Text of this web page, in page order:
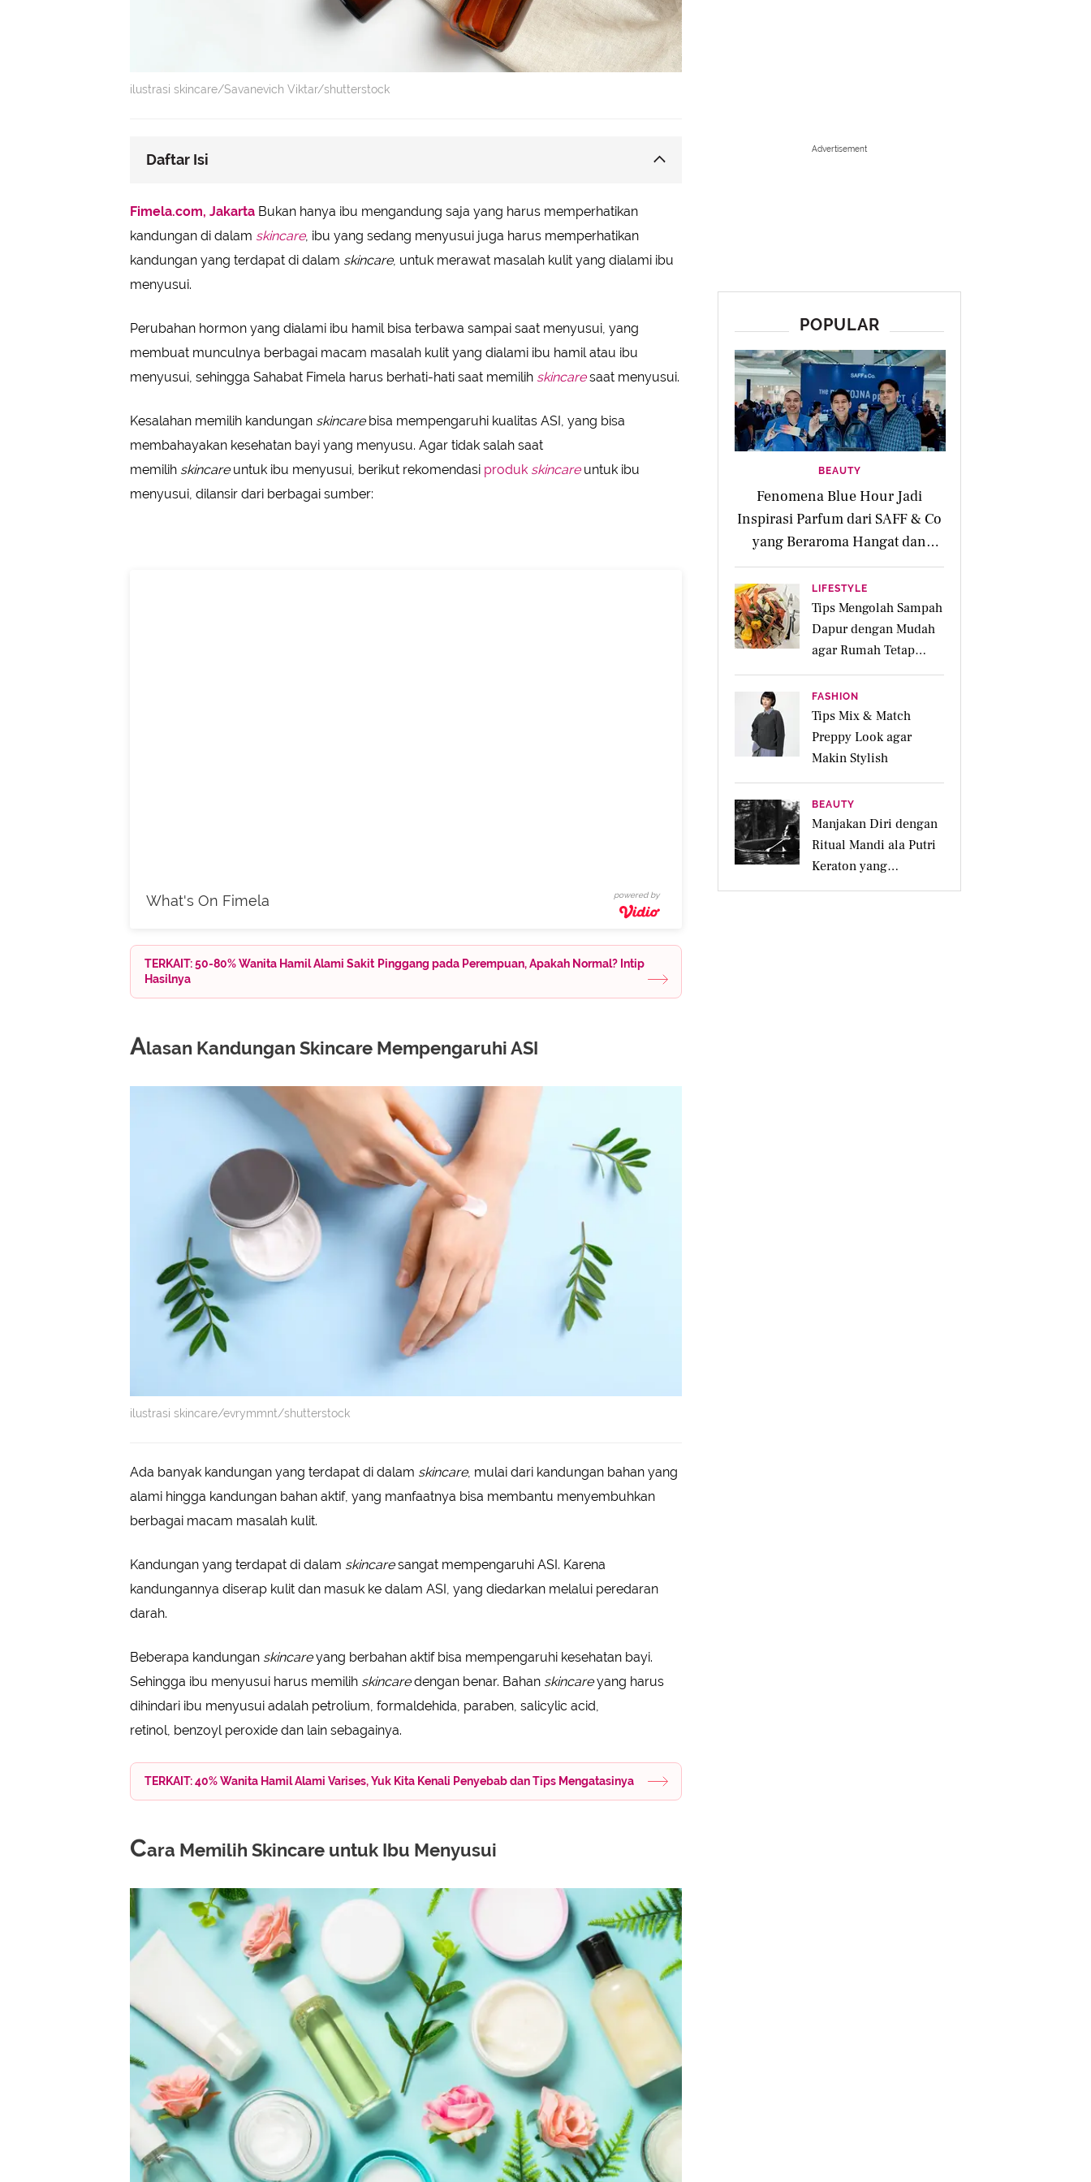
ilustrasi skincare/Savanevich Viktar/shutterstock
Daftar Isi
Cara Memilih Skincare untuk Ibu Menyusui
Cetaphil Gentle Skin Cleanser
Sensatia Botanicals Calming Chamomile Facial Toner
Dear Me Beauty Skin Barrier Water Cream
Lacoco Daily UV Counter SPF 50 PA++
Fimela.com, Jakarta Bukan hanya ibu mengandung saja yang harus memperhatikan
kandungan di dalam skincare, ibu yang sedang menyusui juga harus memperhatikan
kandungan yang terdapat di dalam skincare, untuk merawat masalah kulit yang dialami ibu
menyusui.
Perubahan hormon yang dialami ibu hamil bisa terbawa sampai saat menyusui, yang
membuat munculnya berbagai macam masalah kulit yang dialami ibu hamil atau ibu
menyusui, sehingga Sahabat Fimela harus berhati-hati saat memilih skincare saat menyusui.
Kesalahan memilih kandungan skincare bisa mempengaruhi kualitas ASI, yang bisa
membahayakan kesehatan bayi yang menyusu. Agar tidak salah saat
memilih skincare untuk ibu menyusui, berikut rekomendasi produk skincareuntuk ibu
menyusui, dilansir dari berbagai sumber:
What's On Fimela powered by
TERKAIT: 50-80% Wanita Hamil Alami Sakit Pinggang pada Perempuan, Apakah Normal? Intip
Hasilnya
Alasan Kandungan Skincare Mempengaruhi ASI
ilustrasi skincare/evrymmnt/shutterstock
Ada banyak kandungan yang terdapat di dalam skincare, mulai dari kandungan bahan yang
alami hingga kandungan bahan aktif, yang manfaatnya bisa membantu menyembuhkan
berbagai macam masalah kulit.
Kandungan yang terdapat di dalam skincaresangat mempengaruhi ASI. Karena
kandungannya diserap kulit dan masuk ke dalam ASI, yang diedarkan melalui peredaran
darah.
Beberapa kandungan skincareyang berbahan aktif bisa mempengaruhi kesehatan bayi.
Sehingga ibu menyusui harus memilih skincaredengan benar. Bahan skincareyang harus
dihindari ibu menyusui adalah petrolium, formaldehida, paraben, salicylic acid,
retinol, benzoyl peroxide dan lain sebagainya.
TERKAIT: 40% Wanita Hamil Alami Varises, Yuk Kita Kenali Penyebab dan Tips Mengatasinya
Cara Memilih Skincare untuk Ibu Menyusui
Advertisement
POPULAR
BEAUTY
Fenomena Blue Hour Jadi
Inspirasi Parfum dari SAFF & Co
yang Beraroma Hangat dan
Memikat
LIFESTYLE
Tips Mengolah Sampah
Dapur dengan Mudah
agar Rumah Tetap
Bersih dan Ramah
Lingkungan
FASHION
Tips Mix & Match
Preppy Look agar
Makin Stylish
BEAUTY
Manjakan Diri dengan
Ritual Mandi ala Putri
Keraton yang
Menenangkan untuk